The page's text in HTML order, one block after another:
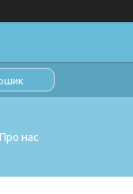
Про нас